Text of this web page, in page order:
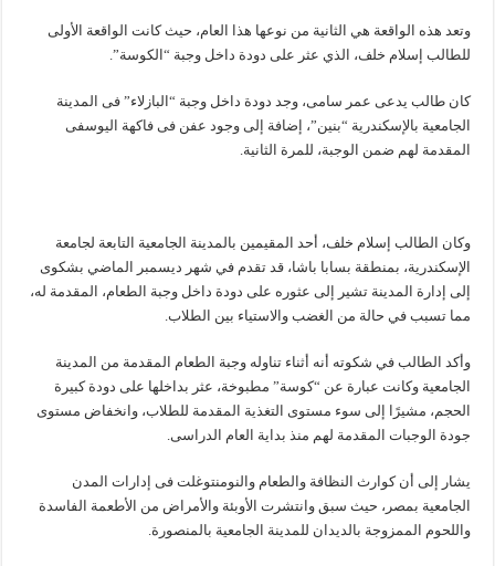
وتعد هذه الواقعة هي الثانية من نوعها هذا العام، حيث كانت الواقعة الأولى
للطالب إسلام خلف، الذي عثر على دودة داخل وجبة “الكوسة”.
كان طالب يدعى عمر سامى، وجد دودة داخل وجبة “البازلاء” فى المدينة
الجامعية بالإسكندرية “بنين”، إضافة إلى وجود عفن فى فاكهة اليوسفى
المقدمة لهم ضمن الوجبة، للمرة الثانية.
وكان الطالب إسلام خلف، أحد المقيمين بالمدينة الجامعية التابعة لجامعة
الإسكندرية، بمنطقة بسابا باشا، قد تقدم في شهر ديسمبر الماضي بشكوى
إلى إدارة المدينة تشير إلى عثوره على دودة داخل وجبة الطعام، المقدمة له،
مما تسبب في حالة من الغضب والاستياء بين الطلاب.
وأكد الطالب في شكوته أنه أثناء تناوله وجبة الطعام المقدمة من المدينة
الجامعية وكانت عبارة عن “كوسة” مطبوخة، عثر بداخلها على دودة كبيرة
الحجم، مشيرًا إلى سوء مستوى التغذية المقدمة للطلاب، وانخفاض مستوى
جودة الوجبات المقدمة لهم منذ بداية العام الدراسى.
يشار إلى أن كوارث النظافة والطعام والنومنتوغلت فى إدارات المدن
الجامعية بمصر، حيث سبق وانتشرت الأوبئة والأمراض من الأطعمة الفاسدة
واللحوم الممزوجة بالديدان للمدينة الجامعية بالمنصورة.